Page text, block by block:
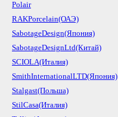
Polair
RAKPorcelain(ОАЭ)
SabotageDesign(Япония)
SabotageDesignLtd(Китай)
SCIOLA(Италия)
SmithInternationalLTD(Япония)
Stalgast(Польша)
StilCasa(Италия)